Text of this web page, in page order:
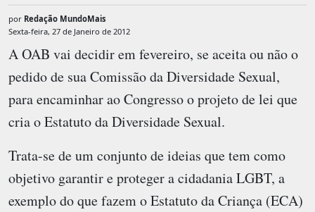
por Redação MundoMais
Sexta-feira, 27 de Janeiro de 2012
A OAB vai decidir em fevereiro, se aceita ou não o
pedido de sua Comissão da Diversidade Sexual,
para encaminhar ao Congresso o projeto de lei que
cria o Estatuto da Diversidade Sexual.
Trata-se de um conjunto de ideias que tem como
objetivo garantir e proteger a cidadania LGBT, a
exemplo do que fazem o Estatuto da Criança (ECA)